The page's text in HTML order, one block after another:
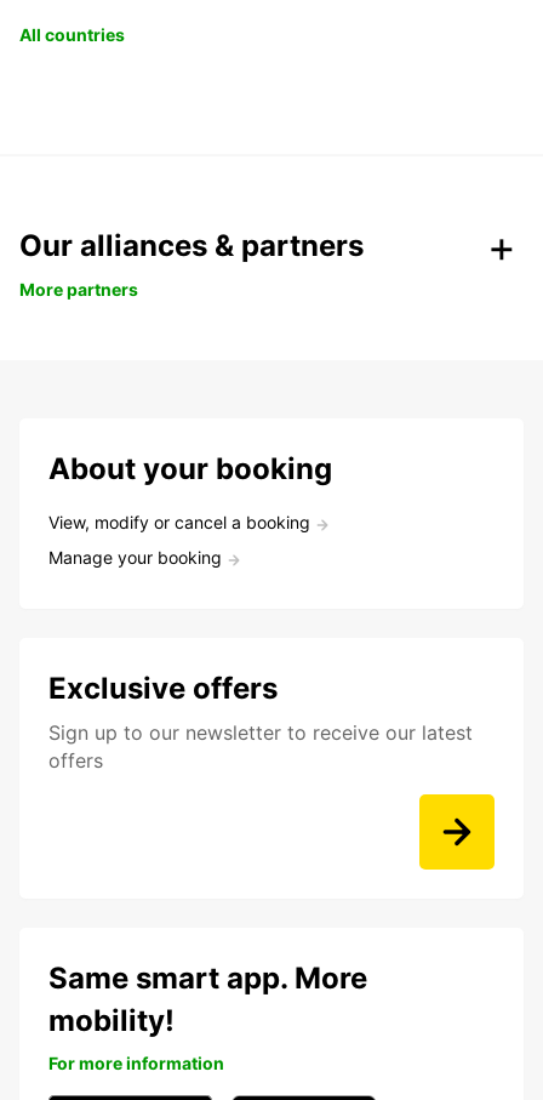
All countries
Our alliances & partners
More partners
About your booking
View, modify or cancel a booking
Manage your booking
Exclusive offers
Sign up to our newsletter to receive our latest
offers
Same smart app. More
mobility!
For more information